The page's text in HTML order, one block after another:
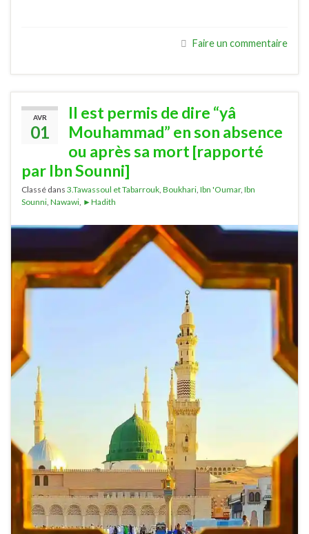
Faire un commentaire
AVR
01
Il est permis de dire “yâ
Mouhammad” en son absence
ou après sa mort [rapporté
par Ibn Sounni]
Classé dans 3.Tawassoul et Tabarrouk, Boukhari, Ibn 'Oumar, Ibn
Sounni, Nawawi, ►Hadith